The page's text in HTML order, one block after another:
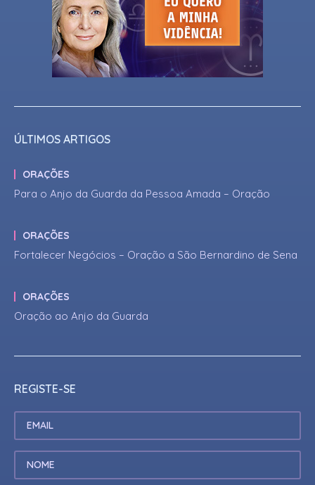
ÚLTIMOS ARTIGOS
ORAÇÕES
Para o Anjo da Guarda da Pessoa Amada – Oração
ORAÇÕES
Fortalecer Negócios – Oração a São Bernardino de Sena
ORAÇÕES
Oração ao Anjo da Guarda
REGISTE-SE